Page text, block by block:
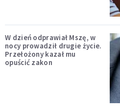
W dzień odprawiał Mszę, w
nocy prowadził drugie życie.
Przełożony kazał mu
opuścić zakon